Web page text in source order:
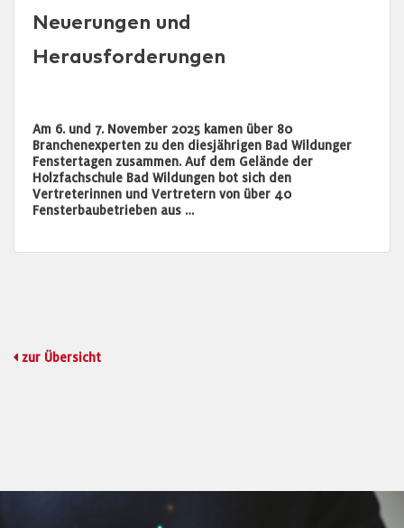
Neuerungen und
Herausforderungen
Am 6. und 7. November 2025 kamen über 80
Branchenexperten zu den diesjährigen Bad Wildunger
Fenstertagen zusammen. Auf dem Gelände der
Holzfachschule Bad Wildungen bot sich den
Vertreterinnen und Vertretern von über 40
Fensterbaubetrieben aus …
zur Übersicht